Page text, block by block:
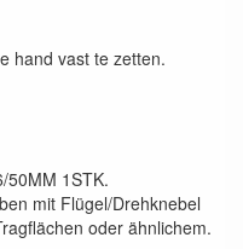
hand vast te zetten.
50MM 1STK.
mit Flügel/Drehknebel
oder ähnlichem.